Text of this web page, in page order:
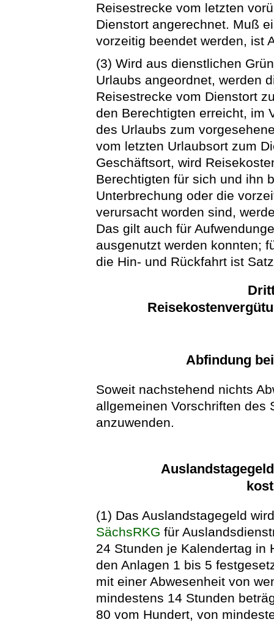
Reisestrecke vom letzten
Dienstort angerechnet. Muß
vorzeitig beendet werden, ist
(3) Wird aus dienstlichen
Urlaubs angeordnet, werden
Reisestrecke vom Dienstort
den Berechtigten erreicht, im
des Urlaubs zum
vom letzten Urlaubsort zum
Geschäftsort, wird
Berechtigten für sich und ihn
Unterbrechung oder die
verursacht worden sind,
Das gilt auch für
ausgenutzt werden konnten;
die Hin- und Rückfahrt ist
Abfindung
Soweit nachstehend nichts
allgemeinen Vorschriften des
anzuwenden.
(1) Das Auslandstagegeld
SächsRKG für
24 Stunden je Kalendertag in
den Anlagen 1 bis 5
mit einer Abwesenheit von
mindestens 14 Stunden
80 vom Hundert, von